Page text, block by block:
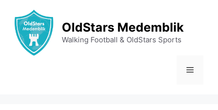
naar
inhoud
OldStars Medemblik
Walking Football & OldStars Sports
Menu